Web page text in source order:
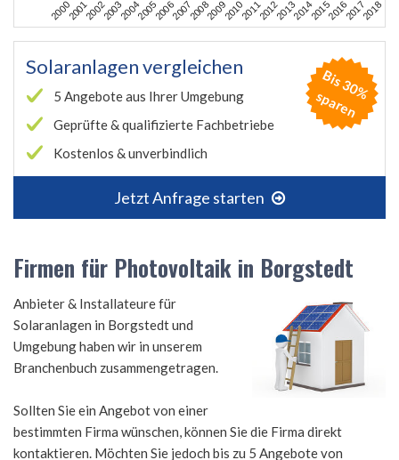
2000200120022003200420052006200720082009201020112012201320142015201620172018
Solaranlagen vergleichen
5 Angebote aus Ihrer Umgebung
Geprüfte & qualifizierte Fachbetriebe
Kostenlos & unverbindlich
Jetzt Anfrage starten
B
is
3
0
%
s
p
a
r
e
n
Firmen für Photovoltaik in Borgstedt
Anbieter & Installateure für
Solaranlagen in Borgstedt und
Umgebung haben wir in unserem
Branchenbuch zusammengetragen.
Sollten Sie ein Angebot von einer
bestimmten Firma wünschen, können Sie die Firma direkt
kontaktieren. Möchten Sie jedoch bis zu 5 Angebote von